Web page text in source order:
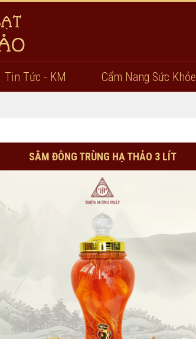
Tin Tức - KM Cẩm Nang Sức Khỏe
SÂM ĐÔNG TRÙNG HẠ THẢO 3 LÍT